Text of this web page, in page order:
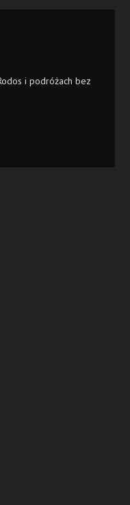
i podróżach bez